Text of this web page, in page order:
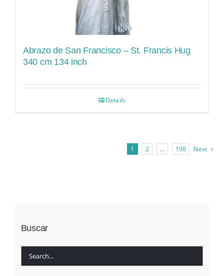
Abrazo de San Francisco – St. Francis Hug
340 cm 134 inch
Details
1 2 … 190 Next
Buscar